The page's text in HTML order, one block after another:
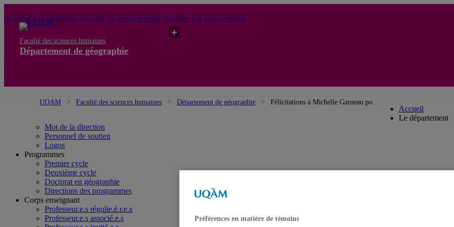
Accéder à la recherche Accéder au menu pricipal Accéder à la zone centrale
Faculté des sciences humaines
Département de géographie
UQAM Faculté des sciences humaines Département de géographie Félicitations à Michelle Garneau po...
Accueil
Le département
Mot de la direction
Personnel de soutien
Logos
Programmes
Premier cycle
Deuxième cycle
Doctorat en géographie
Directions des programmes
Corps enseignant
Professeur.e.s régulie.è.r.e.s
Professeur.e.s associé.e.s
Préférences en matière de témoins